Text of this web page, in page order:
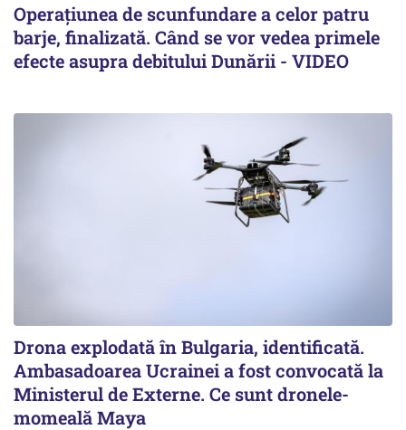
Operațiunea de scunfundare a celor patru
barje, finalizată. Când se vor vedea primele
efecte asupra debitului Dunării - VIDEO
Drona explodată în Bulgaria, identificată.
Ambasadoarea Ucrainei a fost convocată la
Ministerul de Externe. Ce sunt dronele-
momeală Maya